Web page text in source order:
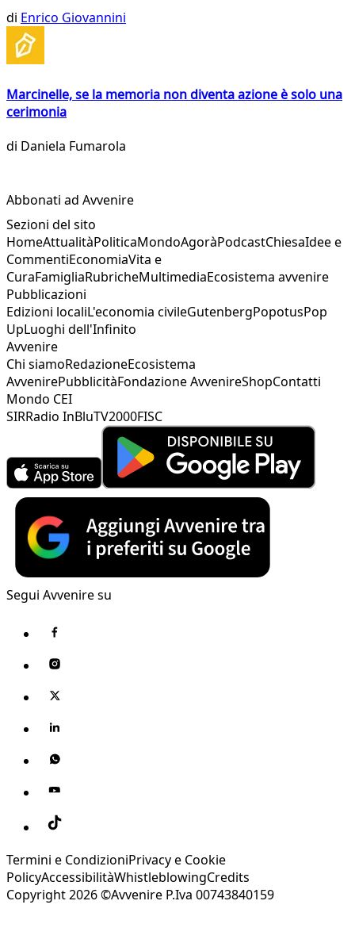
di Enrico Giovannini
Marcinelle, se la memoria non diventa azione è solo una
cerimonia
di Daniela Fumarola
Abbonati ad Avvenire
Sezioni del sito
HomeAttualitàPoliticaMondoAgoràPodcastChiesaIdee e
CommentiEconomiaVita e
CuraFamigliaRubricheMultimediaEcosistema avvenire
Pubblicazioni
Edizioni localiL'economia civileGutenbergPopotusPop
UpLuoghi dell'Infinito
Avvenire
Chi siamoRedazioneEcosistema
AvvenirePubblicitàFondazione AvvenireShopContatti
Mondo CEI
SIRRadio InBluTV2000FISC
Segui Avvenire su
Termini e CondizioniPrivacy e Cookie
PolicyAccessibilitàWhistleblowingCredits
Copyright 2026 ©Avvenire P.Iva 00743840159